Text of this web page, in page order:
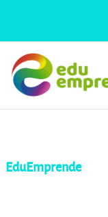
EduEmprende